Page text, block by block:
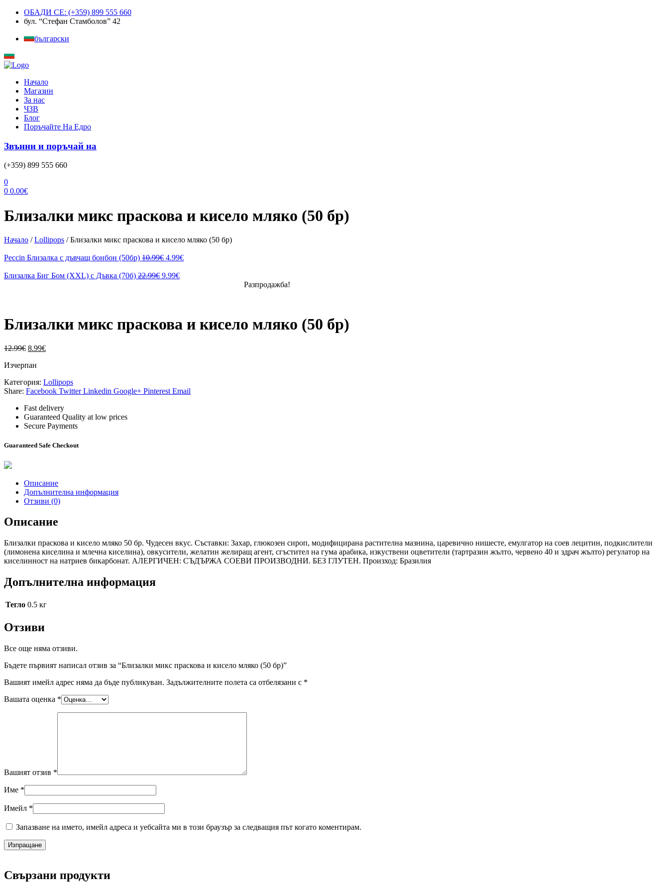
ОБАДИ СЕ: (+359) 899 555 660
бул. “Стефан Стамболов” 42
български
Menu
Начало
Магазин
За нас
ЧЗВ
Блог
Поръчайте На Едро
Звънни и поръчай на
(+359) 899 555 660
0
0 0.00€
Близалки микс праскова и кисело мляко (50 бр)
Начало /Lollipops /Близалки микс праскова и кисело мляко (50 бр)
Peccin Близалка с дъвчащ бонбон (50бр) 10.99€ 4.99€
Близалка Биг Бом (XXL) с Дъвка (70б) 22.99€ 9.99€
Разпродажба!
Близалки микс праскова и кисело мляко (50 бр)
12.99€ 8.99€
Изчерпан
Категория: Lollipops
Share: Facebook Twitter Linkedin Google+ Pinterest Email
Fast delivery
Guaranteed Quality at low prices
Secure Payments
Guaranteed Safe Checkout
Описание
Допълнителна информация
Отзиви (0)
Описание
Близалки праскова и кисело мляко 50 бр. Чудесен вкус. Съставки: Захар, глюкозен сироп, модифицирана растителна мазнина, царевично нишесте, емулгатор на соев лецитин, подкислители
(лимонена киселина и млечна киселина), овкусители, желатин желиращ агент, сгъстител на гума арабика, изкуствени оцветители (тартразин жълто, червено 40 и здрач жълто) регулатор на
киселинност на натриев бикарбонат. АЛЕРГИЧЕН: СЪДЪРЖА СОЕВИ ПРОИЗВОДНИ. БЕЗ ГЛУТЕН. Произход: Бразилия
Допълнителна информация
Тегло 0.5 кг
Отзиви
Все още няма отзиви.
Бъдете първият написал отзив за “Близалки микс праскова и кисело мляко (50 бр)”
Вашият имейл адрес няма да бъде публикуван. Задължителните полета са отбелязани с *
Вашата оценка *
Вашият отзив *
Име *
Имейл *
Запазване на името, имейл адреса и уебсайта ми в този браузър за следващия път когато коментирам.
Свързани продукти